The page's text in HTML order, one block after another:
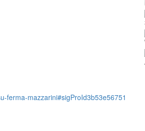
ferma-mazzarini#sigProId3b53e56751